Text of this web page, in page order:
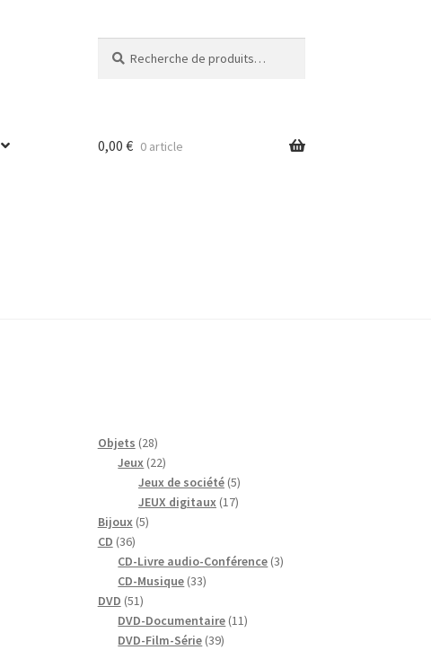
pour :
0,00 € 0 article
Objets 2828
produits
Jeux 2222
produits
Jeux de société 55
produits
JEUX digitaux 1717
Bijoux 55
CD 3636
produits
CD-Livre audio-Conférence 33
CD-Musique 3333
DVD 5151
produits
DVD-Documentaire 1111
DVD-Film-Série 3939